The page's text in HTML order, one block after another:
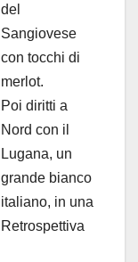
del
Sangiovese
con tocchi di
merlot.
Poi diritti a
Nord con il
Lugana, un
grande bianco
italiano, in una
Retrospettiva